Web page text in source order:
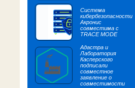
Система
кибербезопасности
Акронис
совместима с
TRACE MODE
Адастра и
Лаборатория
Касперского
подписали
совместное
заявление о
совместимости